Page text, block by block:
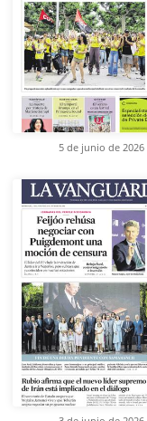
5 de junio de 2026